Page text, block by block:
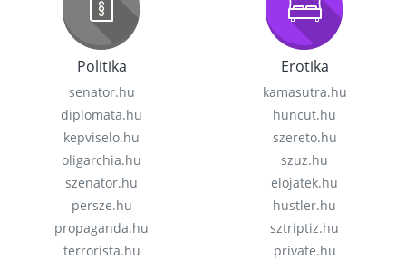
Politika
senator.hu
diplomata.hu
kepviselo.hu
oligarchia.hu
szenator.hu
persze.hu
propaganda.hu
terrorista.hu
Erotika
kamasutra.hu
huncut.hu
szereto.hu
szuz.hu
elojatek.hu
hustler.hu
sztriptiz.hu
private.hu